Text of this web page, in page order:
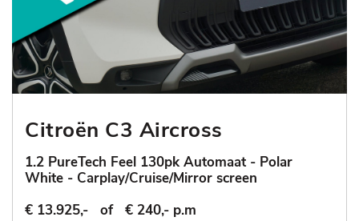
Citroën C3 Aircross
1.2 PureTech Feel 130pk Automaat - Polar
White - Carplay/Cruise/Mirror screen
€ 13.925,-
of € 240,- p.m